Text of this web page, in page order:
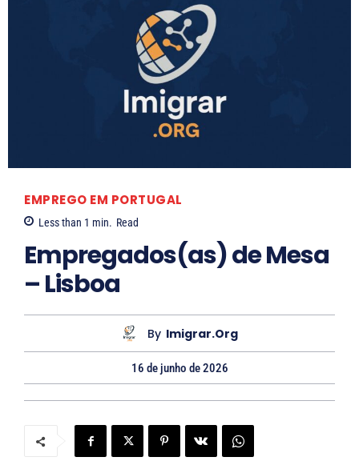
EMPREGO EM PORTUGAL
Less than 1 min. Read
Empregados(as) de Mesa
– Lisboa
By Imigrar.org
16 de junho de 2026
e